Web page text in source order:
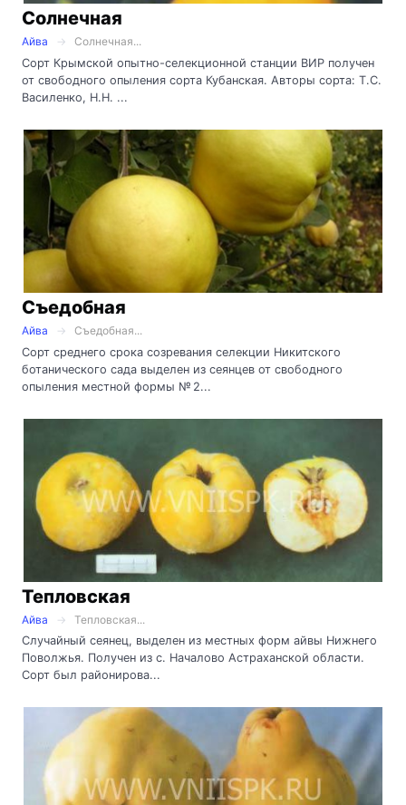
Солнечная
Айва
Солнечная...
Сорт Крымской опытно-селекционной станции ВИР получен
от свободного опыления сорта Кубанская. Авторы сорта: Т.С.
Василенко, Н.Н. ...
Съедобная
Айва
Съедобная...
Сорт среднего срока созревания селекции Никитского
ботанического сада выделен из сеянцев от свободного
опыления местной формы № 2...
Тепловская
Айва
Тепловская...
Случайный сеянец, выделен из местных форм айвы Нижнего
Поволжья. Получен из с. Началово Астраханской области.
Сорт был районирова...